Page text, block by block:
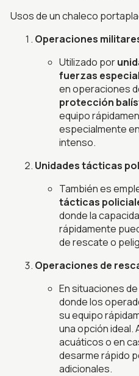
Usos de un chaleco
Operaciones
Utilizado por
fuerzas
en operaciones
protección
equipo
especialmente
intenso.
Unidades tácticas
También es
tácticas
donde la
rápidamente
de rescate o
Operaciones de
En situaciones de
donde los
su equipo
una opción ideal.
acuáticos o en
desarme rápido
adicionales.